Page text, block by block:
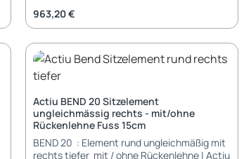
können miteinander kombiniert werden und
ermöglichen grenzenlose Kreativität.
Eigenschaften: Sitz: gepolstert mit
Polyurethan-Kaltschaum; 55-60 kg/m3
stabiles Holzgestell Rücken: gepolstert
Füße: Metallfüße pulverbeschichtet
schwarz 15 cm hohe Metalfüße
Abmessungen: Länge: 110 cm Tiefe: 64,3 cm
Höhe: 43 cm (ohne Rückenlehne) / 89 cm
(mit Rückenlehne) Sitzhöhe: 43 cm
Garantie: 5 Jahre Garantie Lieferung und
Montage: Artikel wird montiert geliefert -
Regulärer Preis:
963,20 €
Actiu BEND 20 Sitzelement
ungleichmässig rechts - mit/ohne
Rückenlehne Fuss 15cm
BEND 20 : Element rund ungleichmäßig mit
rechts tiefer mit / ohne Rückenlehne | Actiu